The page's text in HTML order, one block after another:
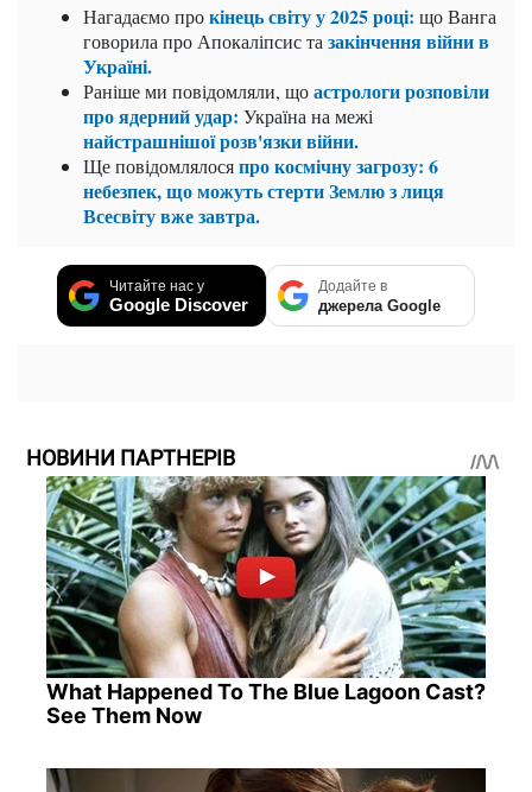
Нагадаємо прокінець світу у 2025 році: що Ванга
говорила про Апокаліпсис та закінчення війни в
Україні.
Раніше ми повідомляли, щоастрологи розповіли
про ядерний удар: Україна на межі
найстрашнішої розв'язки війни.
Ще повідомлялосяпро космічну загрозу: 6
небезпек, що можуть стерти Землю з лиця
Всесвіту вже завтра.
Читайте нас у
Google Discover
Додайте в
джерела Google
НОВИНИ ПАРТНЕРІВ
What Happened To The Blue Lagoon Cast?
See Them Now